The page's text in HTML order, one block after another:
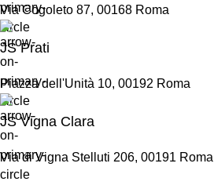
Via Cogoleto 87, 00168 Roma
JS Prati
Piazza dell'Unità 10, 00192 Roma
JS Vigna Clara
Via di Vigna Stelluti 206, 00191 Roma